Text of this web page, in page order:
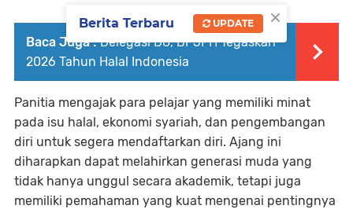
Baca Juga : Delegasi D8, BPJPH Tegaskan
2026 Tahun Halal Indonesia
Panitia mengajak para pelajar yang memiliki minat
pada isu halal, ekonomi syariah, dan pengembangan
diri untuk segera mendaftarkan diri. Ajang ini
diharapkan dapat melahirkan generasi muda yang
tidak hanya unggul secara akademik, tetapi juga
memiliki pemahaman yang kuat mengenai pentingnya
×
Berita Terbaru UPDATE